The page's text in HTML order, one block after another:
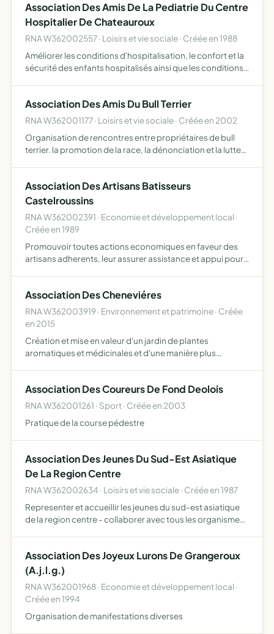
Association Des Amis De La Pediatrie Du Centre
Hospitalier De Chateauroux
RNA W362002557 · Loisirs et vie sociale · Créée en 1988
Améliorer les conditions d'hospitalisation, le confort et la
sécurité des enfants hospitalisés ainsi que les conditions
Association Des Amis Du Bull Terrier
RNA W362001177 · Loisirs et vie sociale · Créée en 2002
Organisation de rencontres entre propriétaires de bull
terrier. la promotion de la race, la dénonciation et la lutte
Association Des Artisans Batisseurs
Castelroussins
RNA W362002391 · Economie et développement local ·
Créée en 1989
Promouvoir toutes actions economiques en faveur des
artisans adherents, leur assurer assistance et appui pour
Association Des Cheneviéres
RNA W362003919 · Environnement et patrimoine · Créée
en 2015
Création et mise en valeur d'un jardin de plantes
aromatiques et médicinales et d'une manière plus
responsable du ser…
Association Des Coureurs De Fond Deolois
RNA W362001261 · Sport · Créée en 2003
Pratique de la course pédestre
Association Des Jeunes Du Sud-Est Asiatique
De La Region Centre
RNA W362002634 · Loisirs et vie sociale · Créée en 1987
Representer et accueillir les jeunes du sud-est asiatique
de la region centre - collaborer avec tous les organismes
Association Des Joyeux Lurons De Grangeroux
(A.j.l.g.)
RNA W362001968 · Economie et développement local ·
Créée en 1994
Organisation de manifestations diverses